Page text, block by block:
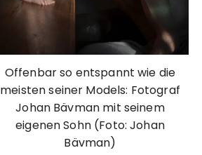
Offenbar so entspannt wie die
meisten seiner Models: Fotograf
Johan Bävman mit seinem
eigenen Sohn (Foto: Johan
Bävman)